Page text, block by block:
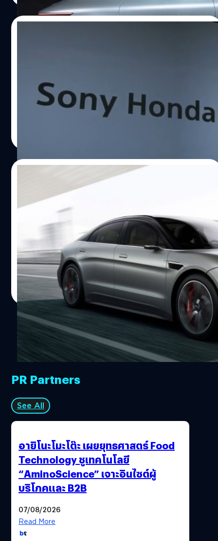
Sony Honda Mobility จะนำ PlayStation 5 ใส่เข้ามาใน
รถไฟฟ้า EV
Sony และ Honda จะเปิดตัวรถยนต์ไฟฟ้ารุ่น
แรกร่วมกันที่สหรัฐฯ ในปี 2026
Sony และ Honda ก็ได้ประกาศว่ารถยนต์ไฟฟ้าระดับพรีเมียม
รุ่นแรกจะพร้อมวางจำหน่ายในปี 2026 นี้ โดยจะเริ่มตที่ตลาด
สหรัฐฯ ก่อนเป็นลำดับแรก
ปรีดี ฤกษ์วลีกุล | 1394 days ago
Read More
PR Partners
See All
อายิโนะโมะโต๊ะ เผยยุทธศาสตร์ Food
Technology ชูเทคโนโลยี
“AminoScience” เจาะอินไซต์ผู้
บริโภคและ B2B
07/08/2026
Read More